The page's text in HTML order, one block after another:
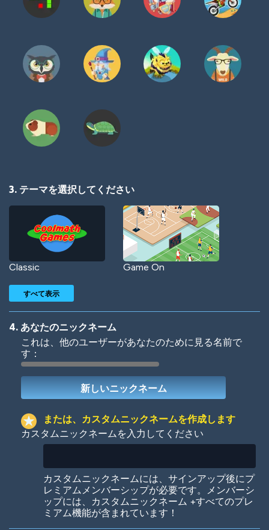
3. テーマを選択してください
Classic Game On
Woof
Colorful
すべて表示
4. あなたのニックネーム
これは、他のユーザーがあなたのために見る名前で
す：
または、カスタムニックネームを作成します
カスタムニックネームを入力してください
カスタムニックネームには、サインアップ後にプ
レミアムメンバーシップが必要です。メンバーシ
ップには、カスタムニックネーム +すべてのプレ
ミアム機能が含まれています！